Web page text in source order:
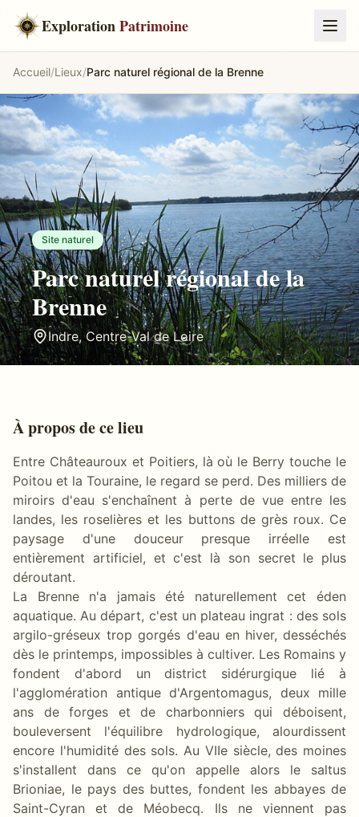
ExplorationPatrimoine
Accueil/Lieux/Parc naturel régional de la Brenne
Site naturel
Parc naturel régional de la
Brenne
Indre,Centre-Val de Loire
À propos de ce lieu
Entre Châteauroux et Poitiers, là où le Berry touche le
Poitou et la Touraine, le regard se perd. Des milliers de
miroirs d'eau s'enchaînent à perte de vue entre les
landes, les roselières et les buttons de grès roux. Ce
paysage d'une douceur presque irréelle est
entièrement artificiel, et c'est là son secret le plus
déroutant.
La Brenne n'a jamais été naturellement cet éden
aquatique. Au départ, c'est un plateau ingrat : des sols
argilo-gréseux trop gorgés d'eau en hiver, desséchés
dès le printemps, impossibles à cultiver. Les Romains y
fondent d'abord un district sidérurgique lié à
l'agglomération antique d'Argentomagus, deux mille
ans de forges et de charbonniers qui déboisent,
bouleversent l'équilibre hydrologique, alourdissent
encore l'humidité des sols. Au VIIe siècle, des moines
s'installent dans ce qu'on appelle alors le saltus
Brioniae, le pays des buttes, fondent les abbayes de
Saint-Cyran et de Méobecq. Ils ne viennent pas